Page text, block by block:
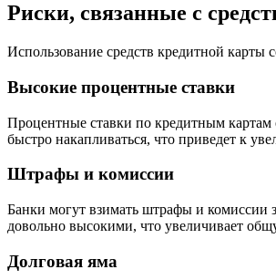
Риски, связанные с
Использование средств кредитной
Высокие процентные ставки
Процентные ставки по кредитным
быстро накапливаться, что приведет к
Штрафы и комиссии
Банки могут взимать штрафы и комиссии
довольно высокими, что увеличивает
Долговая яма